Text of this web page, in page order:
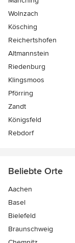
Wolnzach
Kösching
Reichertshofen
Altmannstein
Riedenburg
Klingsmoos
Pförring
Zandt
Königsfeld
Rebdorf
Beliebte Orte
Aachen
Basel
Bielefeld
Braunschweig